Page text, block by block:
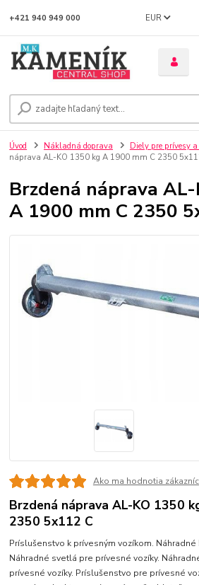
EUR
+421 940 949 000
Úvod Nákladná doprava Diely pre prívesy
náprava AL-KO 1350 kg A 1900 mm C 2350
Brzdená náprava
A 1900 mm C 2350
Ako ma hodnotia
Brzdená náprava AL-KO 1350
2350 5x112 C
Príslušenstvo k prívesným vozíkom.
Náhradné svetlá pre prívesné vozíky.
prívesné vozíky. Príslušenstvo pre prívesné